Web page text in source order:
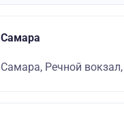
Самара
Самара, Речной